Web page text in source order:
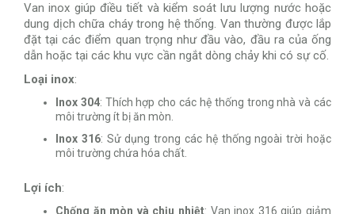
Van inox giúp điều tiết và kiểm soát lưu lượng nước hoặc
dung dịch chữa cháy trong hệ thống. Van thường được lắp
đặt tại các điểm quan trọng như đầu vào, đầu ra của ống
dẫn hoặc tại các khu vực cần ngắt dòng chảy khi có sự cố.
Loại inox:
Inox 304: Thích hợp cho các hệ thống trong nhà và các
môi trường ít bị ăn mòn.
Inox 316: Sử dụng trong các hệ thống ngoài trời hoặc
môi trường chứa hóa chất.
Lợi ích:
Chống ăn mòn và chịu nhiệt: Van inox 316 giúp giảm